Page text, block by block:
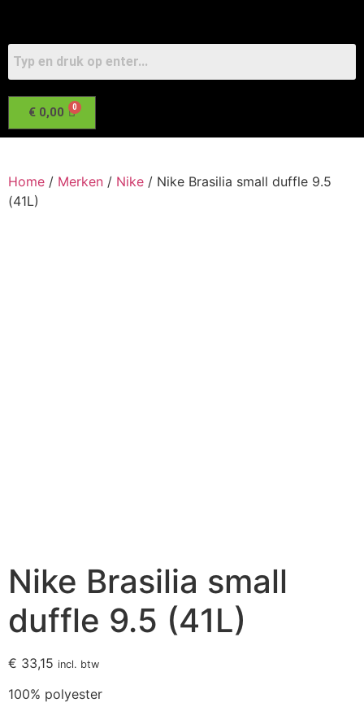
€ 0,00
Home / Merken / Nike / Nike Brasilia small duffle 9.5
(41L)
Nike Brasilia small
duffle 9.5 (41L)
€ 33,15 incl. btw
100% polyester